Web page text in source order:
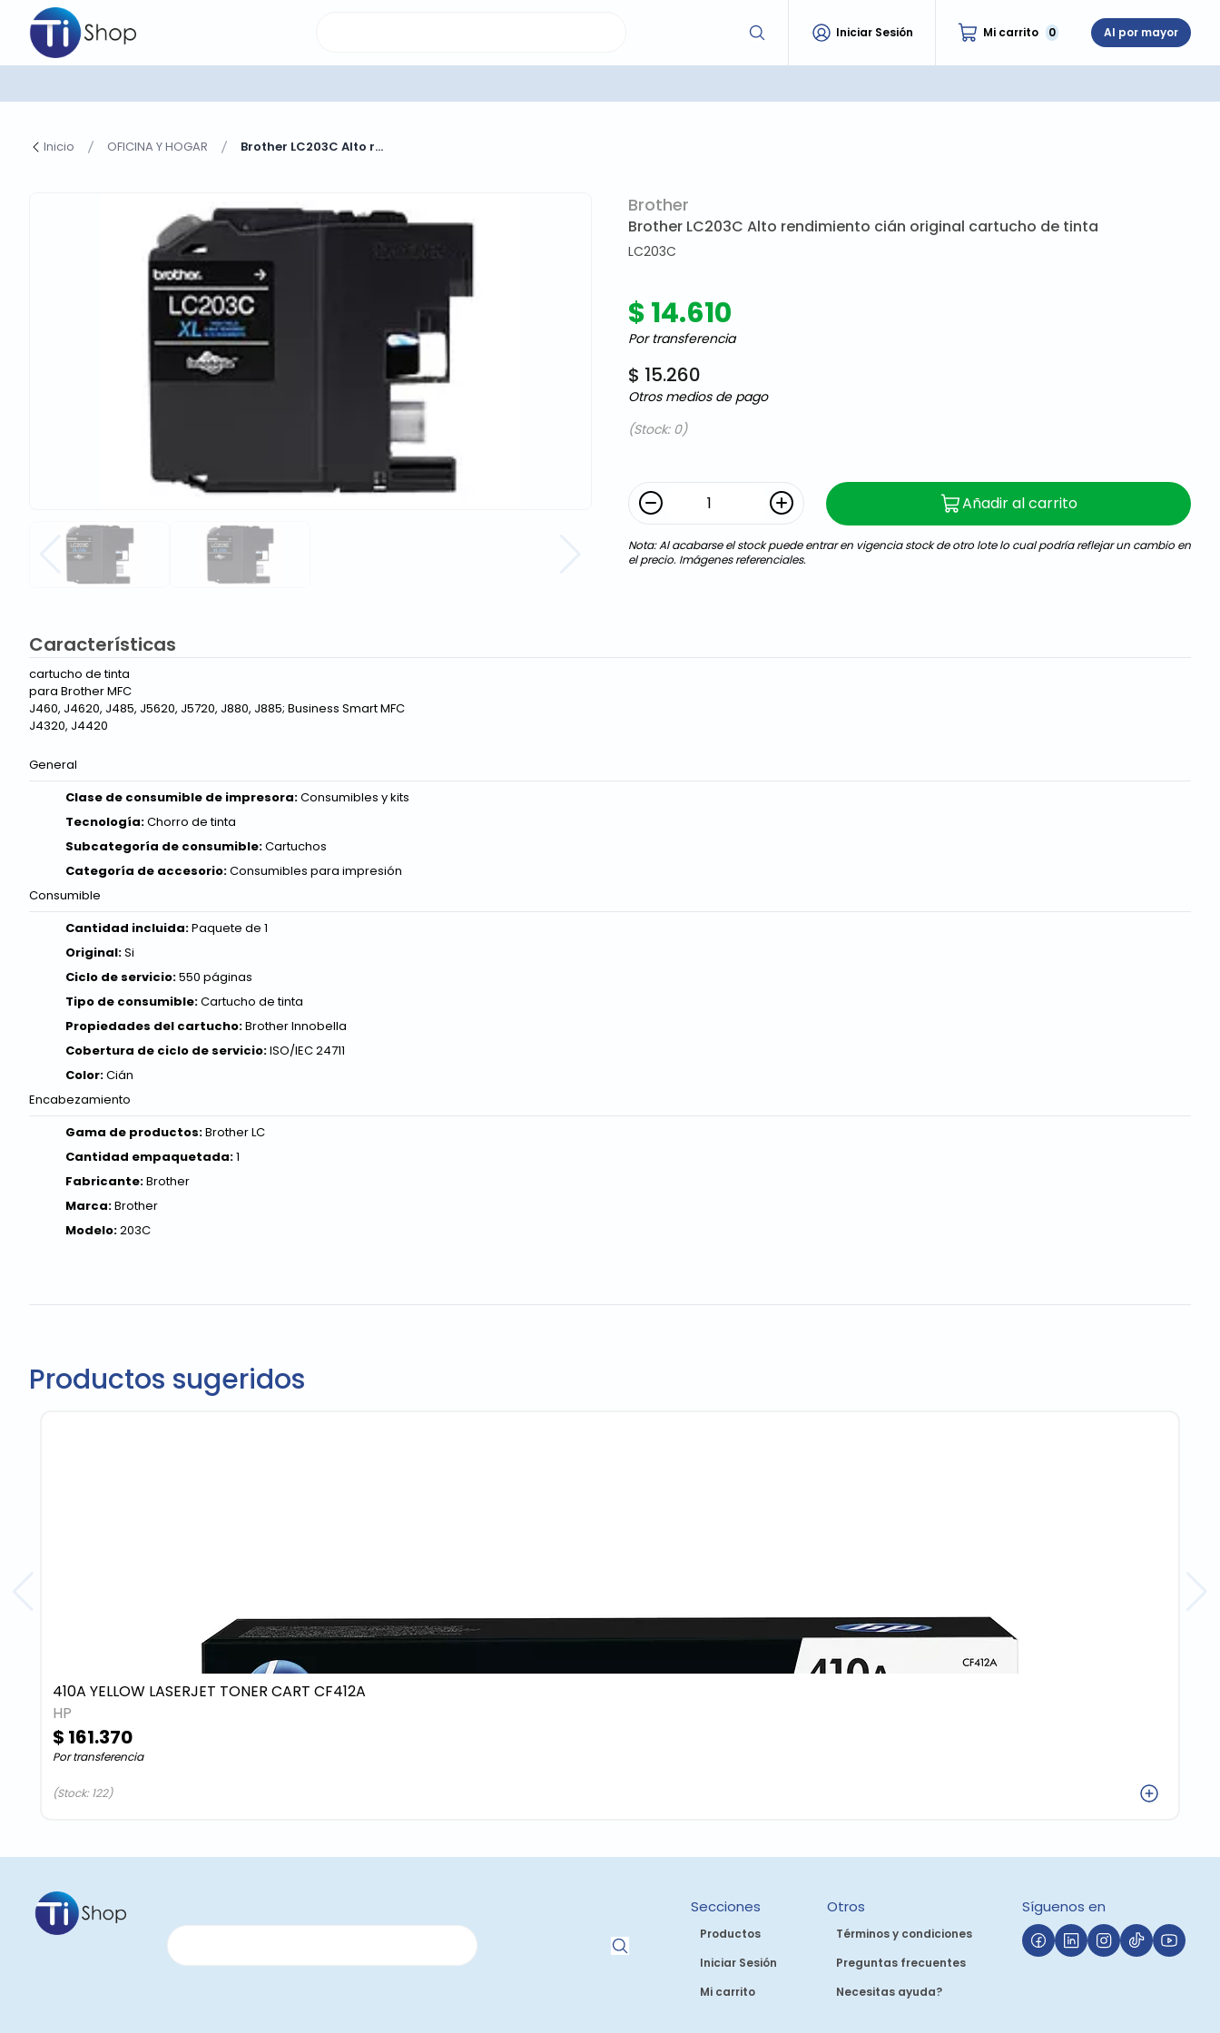
Iniciar Sesión Mi carrito 0 Al por mayor
Inicio OFICINA Y HOGAR Brother LC203C Alto r...
Brother
Brother LC203C Alto rendimiento cián original cartucho de tinta
LC203C
$ 14.610
Por transferencia
$ 15.260
Otros medios de pago
(Stock: 0)
Añadir al carrito
Nota: Al acabarse el stock puede entrar en vigencia stock de otro lote lo cual podría reflejar un cambio en
el precio. Imágenes referenciales.
Características
cartucho de tinta
para Brother MFC
J460, J4620, J485, J5620, J5720, J880, J885; Business Smart MFC
J4320, J4420
General
Clase de consumible de impresora:Consumibles y kits
Tecnología:Chorro de tinta
Subcategoría de consumible:Cartuchos
Categoría de accesorio:Consumibles para impresión
Consumible
Cantidad incluida:Paquete de 1
Original:Si
Ciclo de servicio:550 páginas
Tipo de consumible:Cartucho de tinta
Propiedades del cartucho:Brother Innobella
Cobertura de ciclo de servicio:ISO/IEC 24711
Color:Cián
Encabezamiento
Gama de productos:Brother LC
Cantidad empaquetada:1
Fabricante:Brother
Marca:Brother
Modelo:203C
Productos sugeridos
410A YELLOW LASERJET TONER CART CF412A
HP
$ 161.370
Por transferencia
(Stock: 122)
Secciones
Productos
Iniciar Sesión
Mi carrito
Otros
Términos y condiciones
Preguntas frecuentes
Necesitas ayuda?
Síguenos en